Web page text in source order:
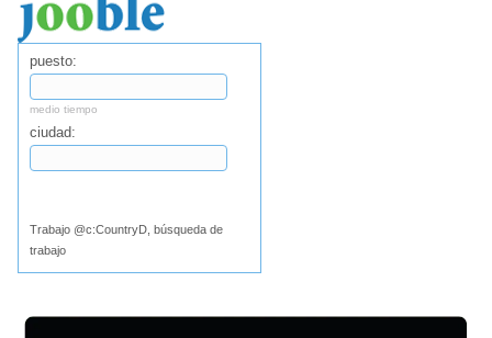
puesto:
medio tiempo
ciudad:
Trabajo @c:CountryD, búsqueda de
trabajo